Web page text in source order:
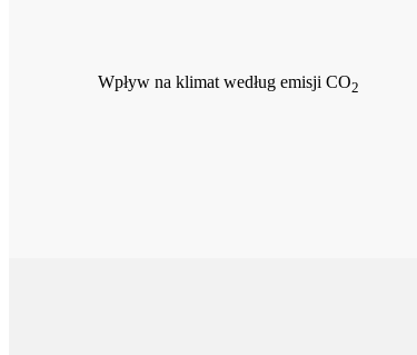
Wpływ na klimat według emisji CO2